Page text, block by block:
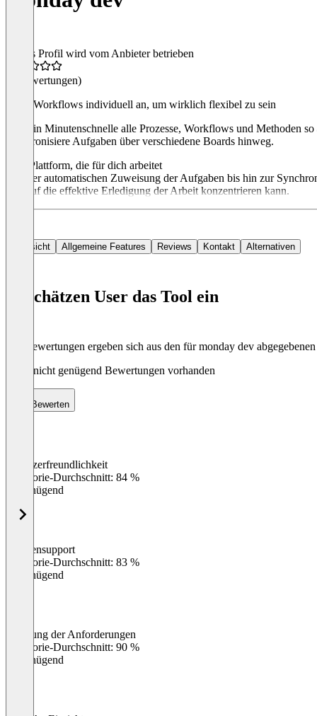
Dieses Profil wird vom Anbieter betrieben
(0 Bewertungen)
Passe Workflows individuell an, um wirklich flexibel zu sein
Passe in Minutenschnelle alle Prozesse, Workflows und Methoden
synchronisiere Aufgaben über verschiedene Boards hinweg.
Eine Plattform, die für dich arbeitet
Von der automatischen Zuweisung der Aufgaben bis hin zur
sich auf die effektive Erledigung der Arbeit konzentrieren kann.
Übersicht Allgemeine Features Reviews Kontakt Alternativen
So schätzen User das Tool ein
Die Bewertungen ergeben sich aus den für monday dev
Noch nicht genügend Bewertungen vorhanden
Bewerten
Benutzerfreundlichkeit
Kategorie-Durchschnitt: 84 %
Ungenügend
Kundensupport
Kategorie-Durchschnitt: 83 %
Ungenügend
Erfüllung der Anforderungen
Kategorie-Durchschnitt: 90 %
Ungenügend